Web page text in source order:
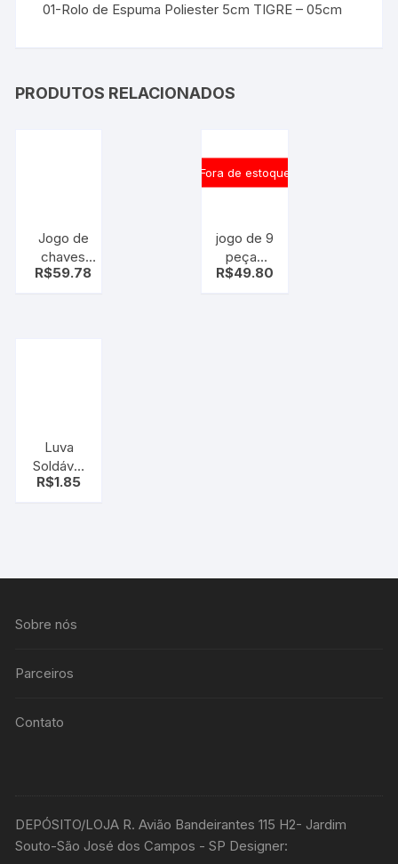
01-Rolo de Espuma Poliester 5cm TIGRE – 05cm
PRODUTOS RELACIONADOS
Jogo de
chaves
canhão 7
R$59.78
Fora de estoque
jogo de 9
peças
chave de
R$49.80
Luva
Soldável
e
R$1.85
Sobre nós
Parceiros
Contato
DEPÓSITO/LOJA R. Avião Bandeirantes 115 H2- Jardim
Souto-São José dos Campos - SP Designer: